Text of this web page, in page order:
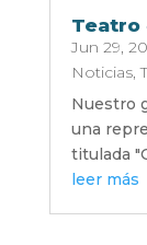
Teatro
Jun 29,
Noticias,
Nuestro
una
titulada
leer más